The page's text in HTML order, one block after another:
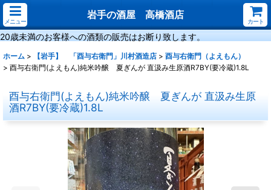
メニュー
岩手の酒屋 高橋酒店
カート
20歳未満のお客様への酒類の販売はお断り致します。
ホーム > 【岩手】 「酉与右衛門」川村酒造店 > 酉与右衛門（よえもん）
> 酉与右衛門(よえもん)純米吟醸 夏ぎんが 直汲み生原酒R7BY(要冷蔵)1.8L
酉与右衛門(よえもん)純米吟醸 夏ぎんが 直汲み生原
酒R7BY(要冷蔵)1.8L